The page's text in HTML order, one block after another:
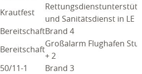
2010
2009
Krautfest
und Sanitätsdienst in LE
BereitschaftBrand 4
Bereitschaft
Großalarm Flughafen
+ 2
50/11-1
Brand 3